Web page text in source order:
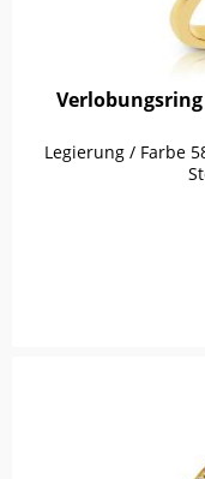
Legierung / Farbe